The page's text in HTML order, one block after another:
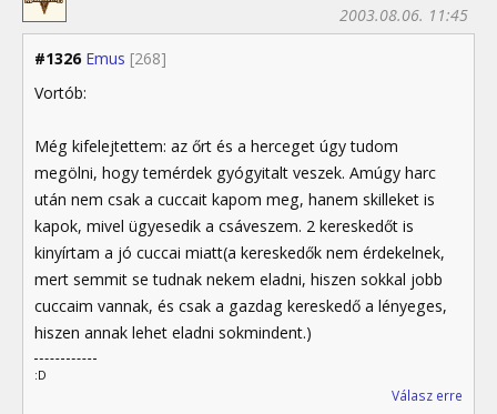
#1326 Emus [268]
2003.08.06. 11:45
Vortób:
Még kifelejtettem: az őrt és a herceget úgy tudom
megölni, hogy temérdek gyógyitalt veszek. Amúgy harc
után nem csak a cuccait kapom meg, hanem skilleket is
kapok, mivel ügyesedik a csáveszem. 2 kereskedőt is
kinyírtam a jó cuccai miatt(a kereskedők nem érdekelnek,
mert semmit se tudnak nekem eladni, hiszen sokkal jobb
cuccaim vannak, és csak a gazdag kereskedő a lényeges,
hiszen annak lehet eladni sokmindent.)
:D
Válasz erre